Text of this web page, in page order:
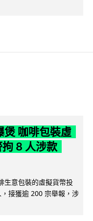
咖啡包裝虛
8 人涉款
生意包裝的虛擬貨幣投
接獲逾 200 宗舉報，涉